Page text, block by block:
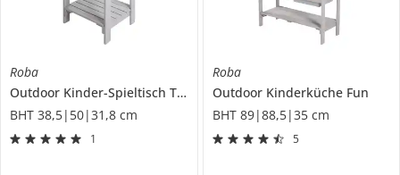
Roba
Outdoor Kinder-Spieltisch Tiny
BHT 38,5|50|31,8 cm
1
Roba
Outdoor Kinderküche Fun
BHT 89|88,5|35 cm
5